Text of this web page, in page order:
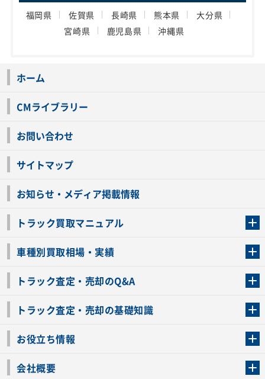
福岡県 佐賀県 長崎県 熊本県
大分県
宮崎県
鹿児島県 沖縄県
ホーム
CMライブラリー
お問い合わせ
サイトマップ
お知らせ・メディア掲載情報
トラック買取マニュアル
車種別買取相場・実績
トラック査定・売却のQ&A
トラック査定・売却の基礎知識
お役立ち情報
会社概要